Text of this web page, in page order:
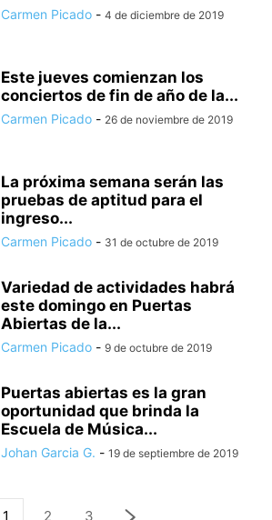
Carmen Picado - 4 de diciembre de 2019
Este jueves comienzan los
conciertos de fin de año de la...
Carmen Picado - 26 de noviembre de 2019
La próxima semana serán las
pruebas de aptitud para el
ingreso...
Carmen Picado - 31 de octubre de 2019
Variedad de actividades habrá
este domingo en Puertas
Abiertas de la...
Carmen Picado - 9 de octubre de 2019
Puertas abiertas es la gran
oportunidad que brinda la
Escuela de Música...
Johan Garcia G. - 19 de septiembre de 2019
1 2 3